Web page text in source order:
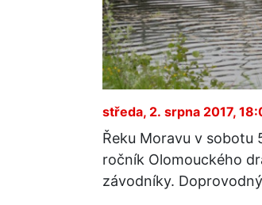
středa, 2. srpna 2017,
Řeku Moravu v sobotu
ročník Olomouckého
závodníky.